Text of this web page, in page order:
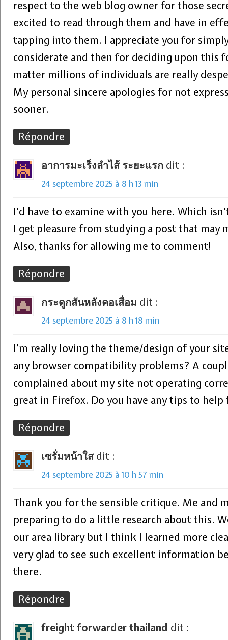
respect to the web blog owner for those
excited to read through them and have in
tapping into them. I appreciate you for
considerate and then for deciding upon this
matter millions of individuals are really
My personal sincere apologies for not
sooner.
Répondre
อาการมะเร็งลําไส้ ระยะแรก dit :
24 septembre 2025 à 8 h 13 min
I’d have to examine with you here. Which
I get pleasure from studying a post that may
Also, thanks for allowing me to comment!
Répondre
กระดูกสันหลังคอเสื่อม dit :
24 septembre 2025 à 8 h 18 min
I’m really loving the theme/design of your
any browser compatibility problems? A
complained about my site not operating
great in Firefox. Do you have any tips to
Répondre
เซรั่มหน้าใส dit :
24 septembre 2025 à 10 h 57 min
Thank you for the sensible critique. Me and
preparing to do a little research about this.
our area library but I think I learned more
very glad to see such excellent information
there.
Répondre
freight forwarder thailand dit :